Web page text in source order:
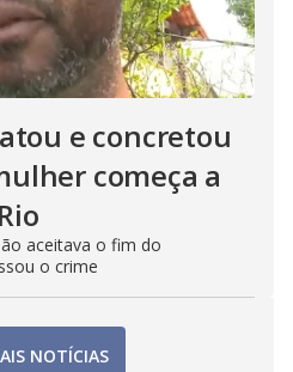
e concretou
começa a
aceitava o fim do
o crime
NOTÍCIAS